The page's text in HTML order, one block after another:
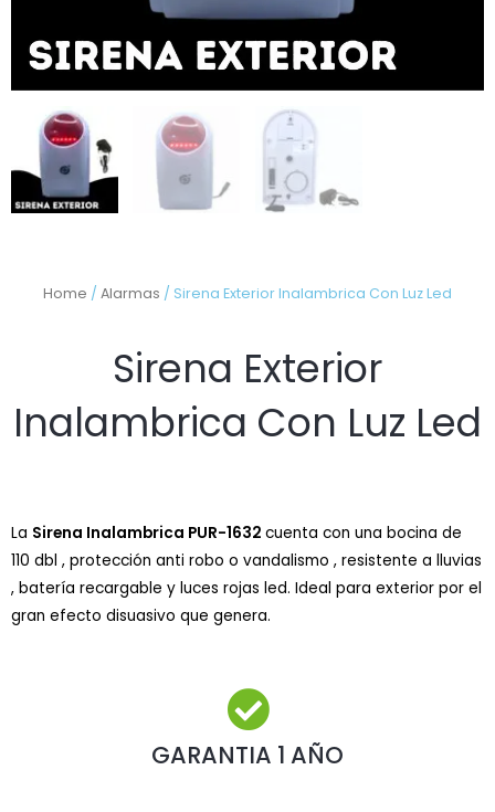
Home / Alarmas / Sirena Exterior Inalambrica Con Luz Led
Sirena Exterior
Inalambrica Con Luz Led
La Sirena Inalambrica PUR-1632 cuenta con una bocina de
110 dbl , protección anti robo o vandalismo , resistente a lluvias
, batería recargable y luces rojas led. Ideal para exterior por el
gran efecto disuasivo que genera.
GARANTIA 1 AÑO